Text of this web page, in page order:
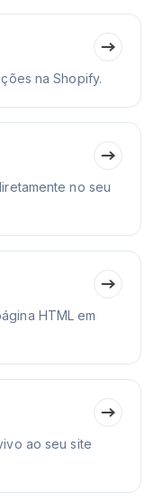
na Shopify.
no seu
HTML em
ao seu site